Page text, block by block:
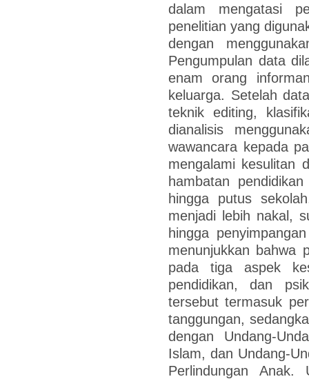
dalam mengatasi
penelitian yang
dengan
Pengumpulan data
enam orang
keluarga. Setelah
teknik editing,
dianalisis
wawancara kepada
mengalami kesulitan
hambatan
hingga putus
menjadi lebih nakal,
hingga
menunjukkan bahwa
pada tiga aspek
pendidikan, dan
tersebut termasuk
tanggungan,
dengan Undang-
Islam, dan Undang-
Perlindungan Anak.